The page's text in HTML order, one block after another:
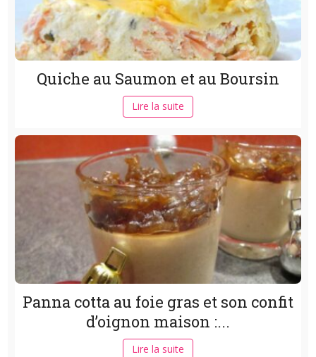
Quiche au Saumon et au Boursin
Lire la suite
Panna cotta au foie gras et son confit
d’oignon maison :...
Lire la suite